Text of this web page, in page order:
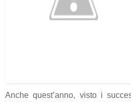
Anche quest’anno, visto i